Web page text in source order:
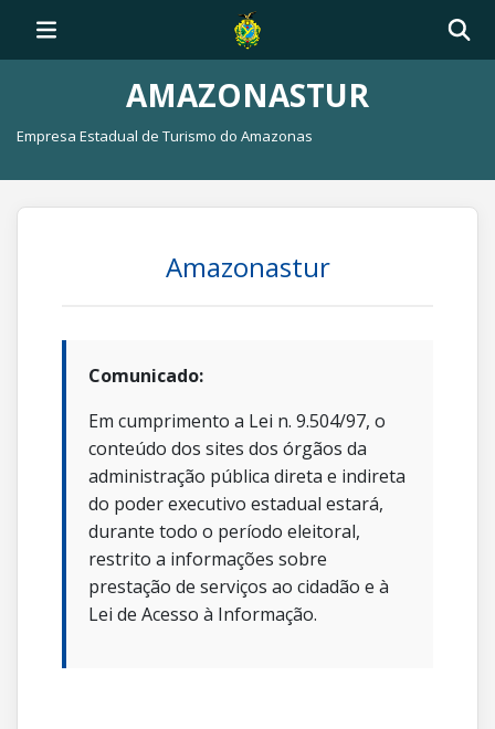
AMAZONASTUR
Empresa Estadual de Turismo do Amazonas
Amazonastur
Comunicado:
Em cumprimento a Lei n. 9.504/97, o
conteúdo dos sites dos órgãos da
administração pública direta e indireta
do poder executivo estadual estará,
durante todo o período eleitoral,
restrito a informações sobre
prestação de serviços ao cidadão e à
Lei de Acesso à Informação.